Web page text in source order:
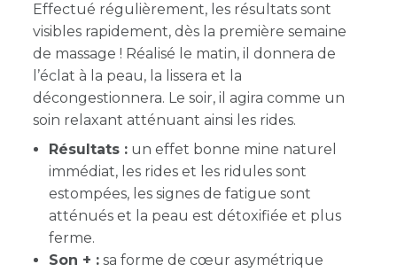
Effectué régulièrement, les résultats sont
visibles rapidement, dès la première semaine
de massage ! Réalisé le matin, il donnera de
l’éclat à la peau, la lissera et la
décongestionnera. Le soir, il agira comme un
soin relaxant atténuant ainsi les rides.
Résultats : un effet bonne mine naturel
immédiat, les rides et les ridules sont
estompées, les signes de fatigue sont
atténués et la peau est détoxifiée et plus
ferme.
Son + : sa forme de cœur asymétrique